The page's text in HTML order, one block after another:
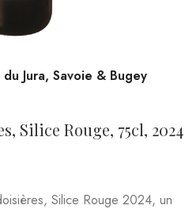
du Jura, Savoie & Bugey
Silice Rouge, 75cl, 2024
Silice Rouge 2024, un